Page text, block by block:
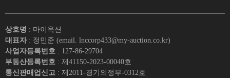
상호명 : 마이옥션
대표자 : 정민준 (email. lnccorp433@my-auction.co.kr)
사업자등록번호 : 127-86-29704
부동산등록번호 : 제41150-2023-00040호
통신판매업신고 : 제2011-경기의정부-0312호